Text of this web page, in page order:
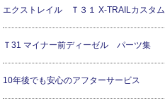
エクストレイル Ｔ３１ X-TRAILカスタム
Ｔ31 マイナー前ディーゼル パーツ集
10年後でも安心のアフターサービス